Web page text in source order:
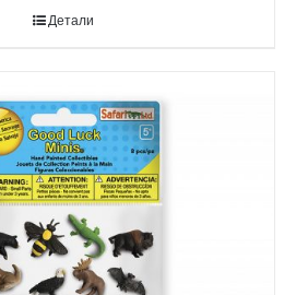
Детали